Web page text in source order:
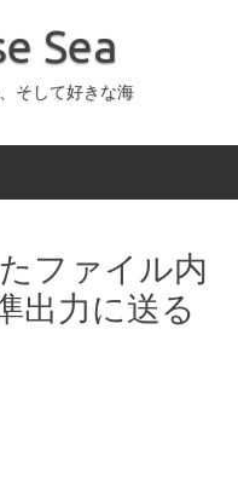
Sea
そして好きな海
ファイル内
出力に送る